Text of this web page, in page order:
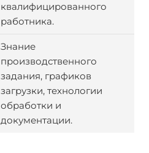
квалифицированного
работника.
Знание
производственного
задания, графиков
загрузки, технологии
обработки и
документации.